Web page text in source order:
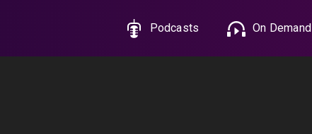
Podcasts On Demand